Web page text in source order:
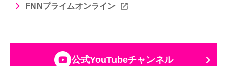
FNNプライムオンライン
公式YouTubeチャンネル